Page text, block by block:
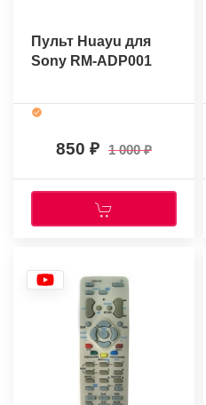
Пульт Huayu для
Sony RM-ADP001
850 1 000